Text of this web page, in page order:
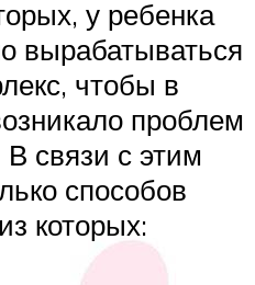
у ребенка
вырабатываться
чтобы в
проблем
В связи с этим
способов
которых: